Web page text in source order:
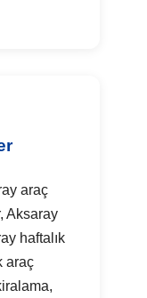
araç
Aksaray
haftalık
araç